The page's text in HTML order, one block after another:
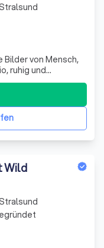
von Mensch,
ruhig und
fest, ganz ohne
Wild